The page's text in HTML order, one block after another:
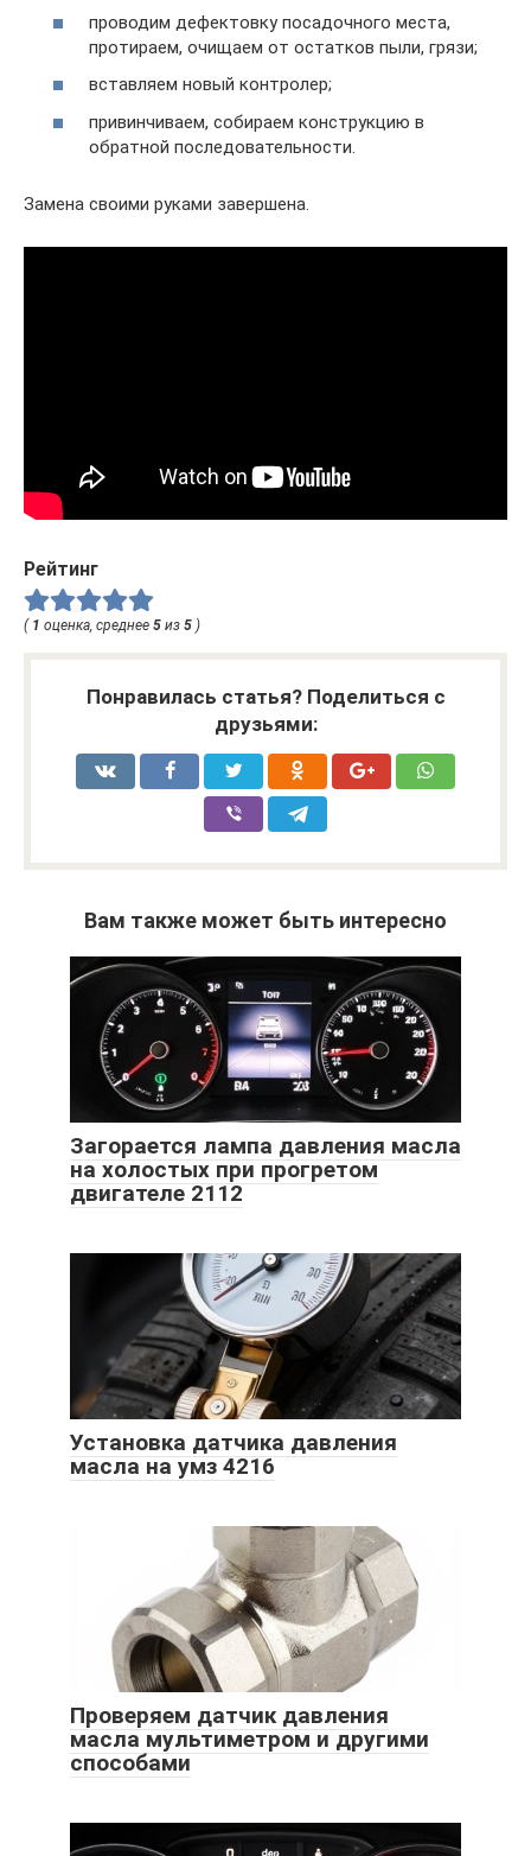
проводим дефектовку посадочного места,
протираем, очищаем от остатков пыли, грязи;
вставляем новый контролер;
привинчиваем, собираем конструкцию в
обратной последовательности.
Замена своими руками завершена.
Рейтинг
( 1 оценка, среднее 5 из 5 )
Понравилась статья? Поделиться с
друзьями:
Вам также может быть интересно
Загорается лампа давления масла
на холостых при прогретом
двигателе 2112
Установка датчика давления
масла на умз 4216
Проверяем датчик давления
масла мультиметром и другими
способами